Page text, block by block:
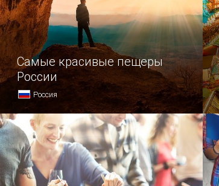
Самые красивые пещеры
России
Россия
Топ самых удивительных пещер
нашей страны.